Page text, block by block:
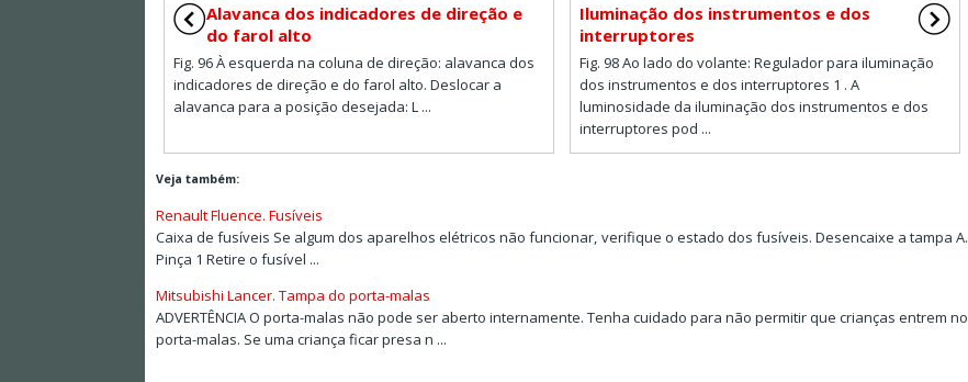
Alavanca dos indicadores de direção e
do farol alto
Fig. 96 À esquerda na coluna de direção: alavanca dos
indicadores de direção e do farol alto. Deslocar a
alavanca para a posição desejada: L ...
Iluminação dos instrumentos e dos
interruptores
Fig. 98 Ao lado do volante: Regulador para iluminação
dos instrumentos e dos interruptores 1 . A
luminosidade da iluminação dos instrumentos e dos
interruptores pod ...
Veja também:
Renault Fluence. Fusíveis
Caixa de fusíveis Se algum dos aparelhos elétricos não funcionar, verifique o estado dos fusíveis. Desencaixe a tampa A.
Pinça 1 Retire o fusível ...
Mitsubishi Lancer. Tampa do porta-malas
ADVERTÊNCIA O porta-malas não pode ser aberto internamente. Tenha cuidado para não permitir que crianças entrem no
porta-malas. Se uma criança ficar presa n ...